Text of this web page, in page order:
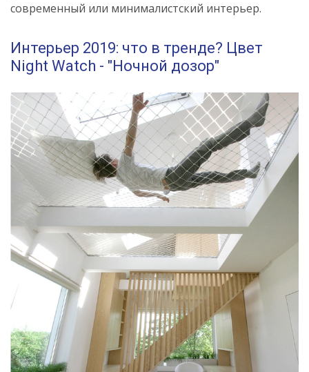
современный или минималистский интерьер.
Интерьер 2019: что в тренде? Цвет
Night Watch - "Ночной дозор"